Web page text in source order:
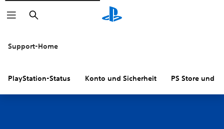
Suchen
Support-Home
PlayStation-Status Konto und Sicherheit PS Store und